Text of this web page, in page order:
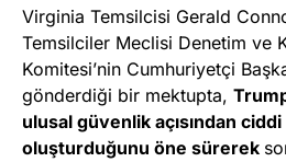
Virginia Temsilcisi Gerald
Temsilciler Meclisi Denetim ve
Komitesi’nin Cumhuriyetçi
gönderdiği bir mektupta,
ulusal güvenlik açısından
oluşturduğunu öne sürerek